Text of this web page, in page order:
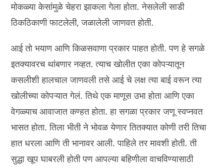
मोकळ्या केसांमुळे चेहरा झाकला गेला होता. नेसलेली साडी
ठिकठिकाणी फाटलेली, जळालेली जाणवत होती.
आई तो भयाण आणि किळसवाणा प्रकार पाहत होती. पण हे सगळे
इतक्यावरच थांबणार नव्हत. त्याच खोलीत एका कोपऱ्यातून
कसलीशी हालचाल जाणवली तसे आई चे लक्ष त्या बाई वरून त्या
खोलीच्या कोपऱ्यात गेलं. तिथे एक माणूस उभा होता आणि एका
वेगळ्याच आवाजात कण्हत होता. हा सगळा प्रकार जणू स्वप्नवत
भासत होता. तिला भीती ने भोवळ येणार तितक्यात कोणी तरी तिचा
हात धरला आणि ती भानावर आली. पाहिले तर मावशी होती. ती
सुद्धा खूप घाबरली होती पण आपल्या बहिणीला वाचविण्यासाठी